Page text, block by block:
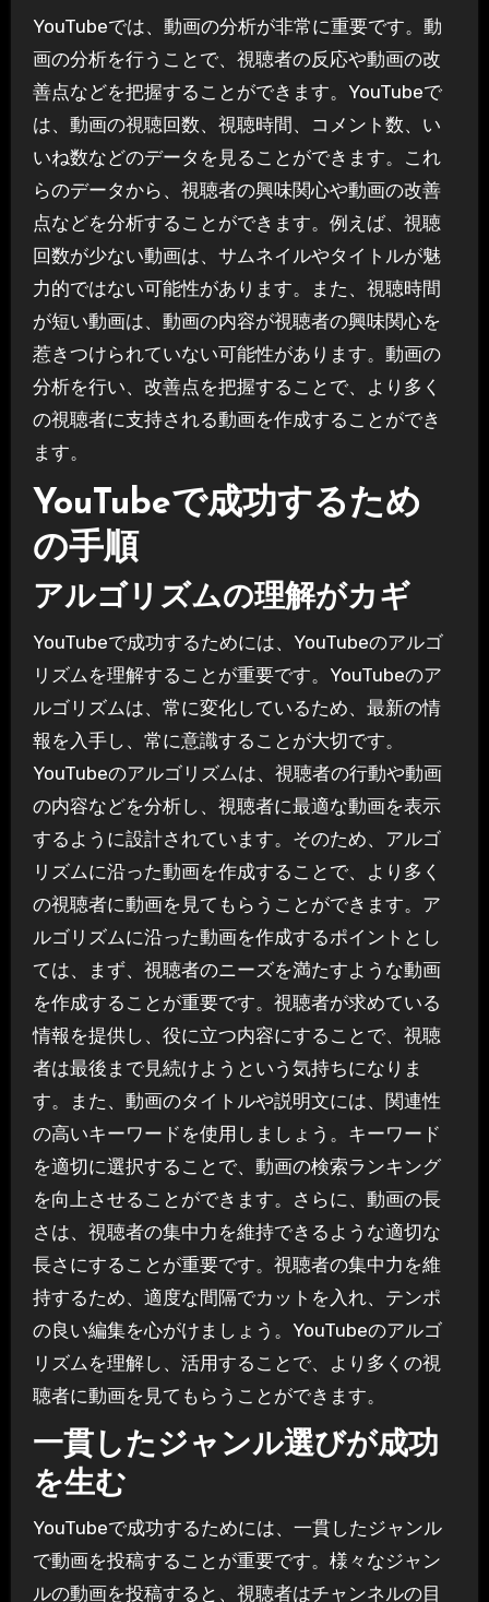
YouTubeでは、動画の分析が非常に重要です。動
画の分析を行うことで、視聴者の反応や動画の改
善点などを把握することができます。YouTubeで
は、動画の視聴回数、視聴時間、コメント数、い
いね数などのデータを見ることができます。これ
らのデータから、視聴者の興味関心や動画の改善
点などを分析することができます。例えば、視聴
回数が少ない動画は、サムネイルやタイトルが魅
力的ではない可能性があります。また、視聴時間
が短い動画は、動画の内容が視聴者の興味関心を
惹きつけられていない可能性があります。動画の
分析を行い、改善点を把握することで、より多く
の視聴者に支持される動画を作成することができ
ます。
YouTubeで成功するため
の手順
アルゴリズムの理解がカギ
YouTubeで成功するためには、YouTubeのアルゴ
リズムを理解することが重要です。YouTubeのア
ルゴリズムは、常に変化しているため、最新の情
報を入手し、常に意識することが大切です。
YouTubeのアルゴリズムは、視聴者の行動や動画
の内容などを分析し、視聴者に最適な動画を表示
するように設計されています。そのため、アルゴ
リズムに沿った動画を作成することで、より多く
の視聴者に動画を見てもらうことができます。ア
ルゴリズムに沿った動画を作成するポイントとし
ては、まず、視聴者のニーズを満たすような動画
を作成することが重要です。視聴者が求めている
情報を提供し、役に立つ内容にすることで、視聴
者は最後まで見続けようという気持ちになりま
す。また、動画のタイトルや説明文には、関連性
の高いキーワードを使用しましょう。キーワード
を適切に選択することで、動画の検索ランキング
を向上させることができます。さらに、動画の長
さは、視聴者の集中力を維持できるような適切な
長さにすることが重要です。視聴者の集中力を維
持するため、適度な間隔でカットを入れ、テンポ
の良い編集を心がけましょう。YouTubeのアルゴ
リズムを理解し、活用することで、より多くの視
聴者に動画を見てもらうことができます。
一貫したジャンル選びが成功
を生む
YouTubeで成功するためには、一貫したジャンル
で動画を投稿することが重要です。様々なジャン
ルの動画を投稿すると、視聴者はチャンネルの目